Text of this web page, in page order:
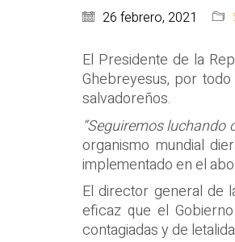
26 febrero, 2021
El Presidente de la
Ghebreyesus, por
salvadoreños.
“Seguiremos
organismo mundial
implementado en el
El director general de
eficaz que el
contagiadas y de